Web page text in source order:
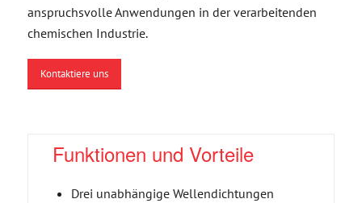
anspruchsvolle Anwendungen in der verarbeitenden
chemischen Industrie.
Kontaktiere uns
Funktionen und Vorteile
Drei unabhängige Wellendichtungen